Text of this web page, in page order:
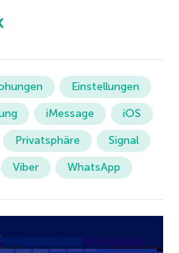
Einstellungen
iMessage
iOS
Privatsphäre
Signal
Viber WhatsApp